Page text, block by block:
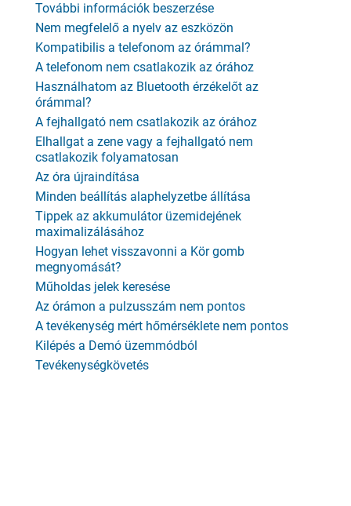
További információk beszerzése
Nem megfelelő a nyelv az eszközön
Kompatibilis a telefonom az órámmal?
A telefonom nem csatlakozik az órához
Használhatom az Bluetooth érzékelőt az
órámmal?
A fejhallgató nem csatlakozik az órához
Elhallgat a zene vagy a fejhallgató nem
csatlakozik folyamatosan
Az óra újraindítása
Minden beállítás alaphelyzetbe állítása
Tippek az akkumulátor üzemidejének
maximalizálásához
Hogyan lehet visszavonni a Kör gomb
megnyomását?
Műholdas jelek keresése
Az órámon a pulzusszám nem pontos
A tevékenység mért hőmérséklete nem pontos
Kilépés a Demó üzemmódból
Tevékenységkövetés